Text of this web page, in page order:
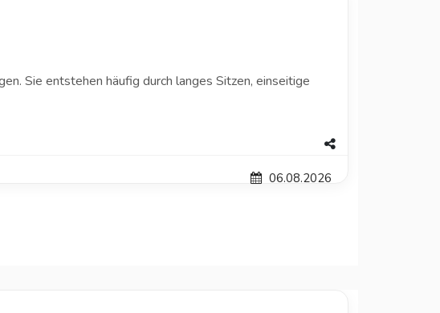
Sie entstehen häufig durch langes Sitzen, einseitige
06.08.2026